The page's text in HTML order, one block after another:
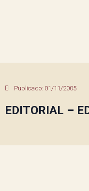
Publicado: 01/11/2005
EDITORIAL –